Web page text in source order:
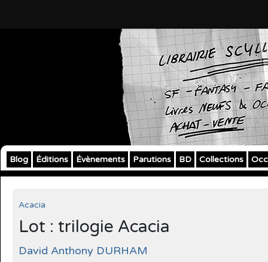
Blog Éditions Évènements Parutions BD Collections
Acacia
Lot : trilogie Acacia
David Anthony DURHAM